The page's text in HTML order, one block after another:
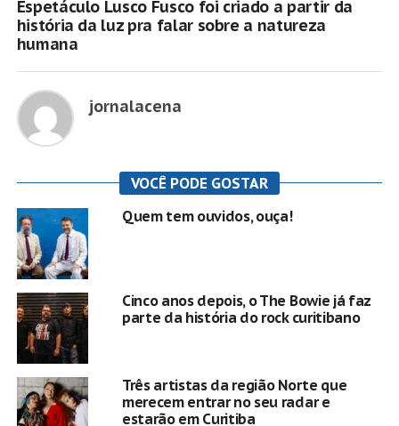
Espetáculo Lusco Fusco foi criado a partir da
história da luz pra falar sobre a natureza
humana
jornalacena
VOCÊ PODE GOSTAR
Quem tem ouvidos, ouça!
Cinco anos depois, o The Bowie já faz
parte da história do rock curitibano
Três artistas da região Norte que
merecem entrar no seu radar e
estarão em Curitiba